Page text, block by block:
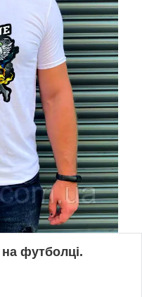
футболці.